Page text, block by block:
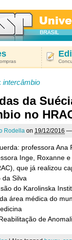
intercâmbio
da
no
Rodella on 19/12/2016 —
professora Ana
Inge, Roxanne
que já realizou
da Silva
do Karolinska
área médica do
de